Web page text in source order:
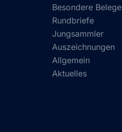
Besondere Belege
Rundbriefe
Jungsammler
Auszeichnungen
Allgemein
Aktuelles